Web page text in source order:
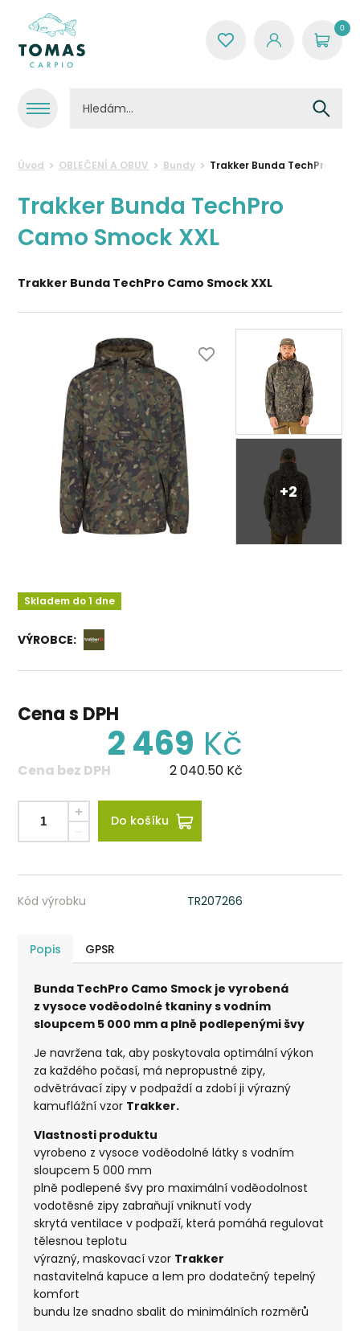
0
Úvod OBLEČENÍ A OBUV Bundy Trakker Bunda TechPro
Trakker Bunda TechPro
Camo Smock XXL
Trakker Bunda TechPro Camo Smock XXL
+2
Skladem do 1 dne
VÝROBCE:
Cena s DPH
2 469 Kč
Cena bez DPH 2 040.50 Kč
Do košíku
Kód výrobku TR207266
Popis GPSR
Bunda TechPro Camo Smock je vyrobená
z vysoce voděodolné tkaniny s vodním
sloupcem 5 000 mm a plně podlepenými švy
Je navržena tak, aby poskytovala optimální výkon
za každého počasí, má nepropustné zipy,
odvětrávací zipy v podpaždí a zdobí ji výrazný
kamuflážní vzor Trakker.
Vlastnosti produktu
vyrobeno z vysoce voděodolné látky s vodním
sloupcem 5 000 mm
plně podlepené švy pro maximální voděodolnost
vodotěsné zipy zabraňují vniknutí vody
skrytá ventilace v podpaží, která pomáhá regulovat
tělesnou teplotu
výrazný, maskovací vzor Trakker
nastavitelná kapuce a lem pro dodatečný tepelný
komfort
bundu lze snadno sbalit do minimálních rozměrů